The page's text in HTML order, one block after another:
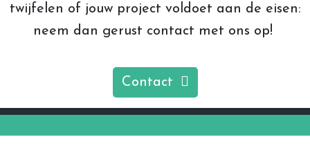
twijfelen of jouw project voldoet aan de eisen:
neem dan gerust contact met ons op!
Contact